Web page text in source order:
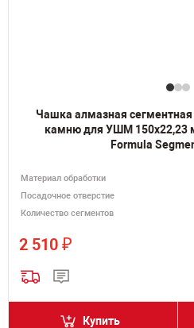
Чашка алмазная сегментная
камню для УШМ 150х22,23
Formula
Материал обработки
Посадочное отверстие
Количество сегментов
2 510 ₽
Купить